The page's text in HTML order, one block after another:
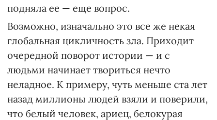
подняла ее — еще вопрос.
Возможно, изначально это все же некая
глобальная цикличность зла. Приходит
очередной поворот истории — и с
людьми начинает твориться нечто
неладное. К примеру, чуть меньше ста лет
назад миллионы людей взяли и поверили,
что белый человек, ариец, белокурая